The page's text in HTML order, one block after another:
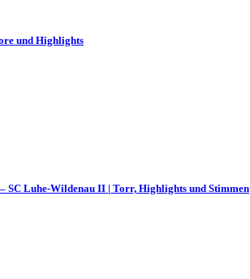
und Highlights
SC Luhe-Wildenau II | Torr, Highlights und Stimmen